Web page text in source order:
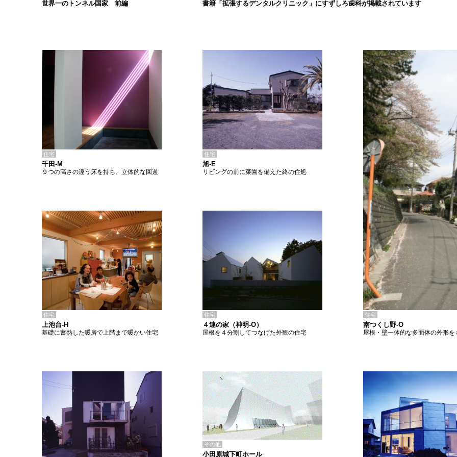
書籍「拡張するデンタルクリニック」にすずしろ歯科が掲載されています
世界一のトンネル国家 前編
住宅
千田-M
９つの高さの違う床を持ち、立体的な回遊
住宅
旭-E
リビングの前に菜園を備えた終の住処
住宅
上池台-H
基礎に蓄熱した暖房で上階まで暖かい住宅
住宅
４連の家（神明-O）
屋根を４分割してつなげた外観の住宅
住宅
南つくし野-O
屋根・壁一体的な多面体の外形を
その他
小田原城下町ホール